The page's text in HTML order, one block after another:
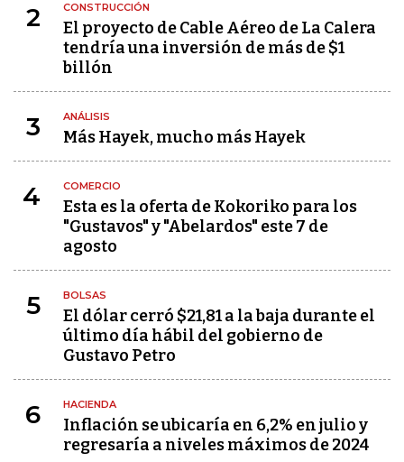
2 CONSTRUCCIÓN
El proyecto de Cable Aéreo de La Calera
tendría una inversión de más de $1
billón
3 ANÁLISIS
Más Hayek, mucho más Hayek
4 COMERCIO
Esta es la oferta de Kokoriko para los
"Gustavos" y "Abelardos" este 7 de
agosto
5 BOLSAS
El dólar cerró $21,81 a la baja durante el
último día hábil del gobierno de
Gustavo Petro
6 HACIENDA
Inflación se ubicaría en 6,2% en julio y
regresaría a niveles máximos de 2024